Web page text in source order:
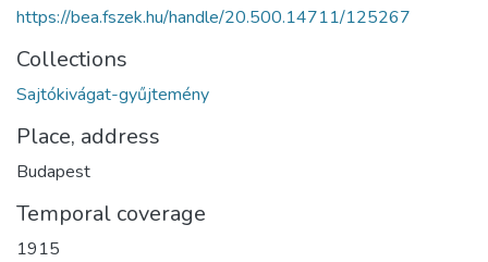
https://bea.fszek.hu/handle/20.500.14711/125267
Collections
Sajtókivágat-gyűjtemény
Place, address
Budapest
Temporal coverage
1915